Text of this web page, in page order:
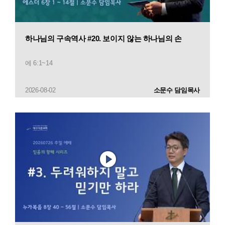
하나님의 구속역사 #20. 보이지 않는 하나님의 손
에 6:1~14
2026-08-02 소문수 담임목사